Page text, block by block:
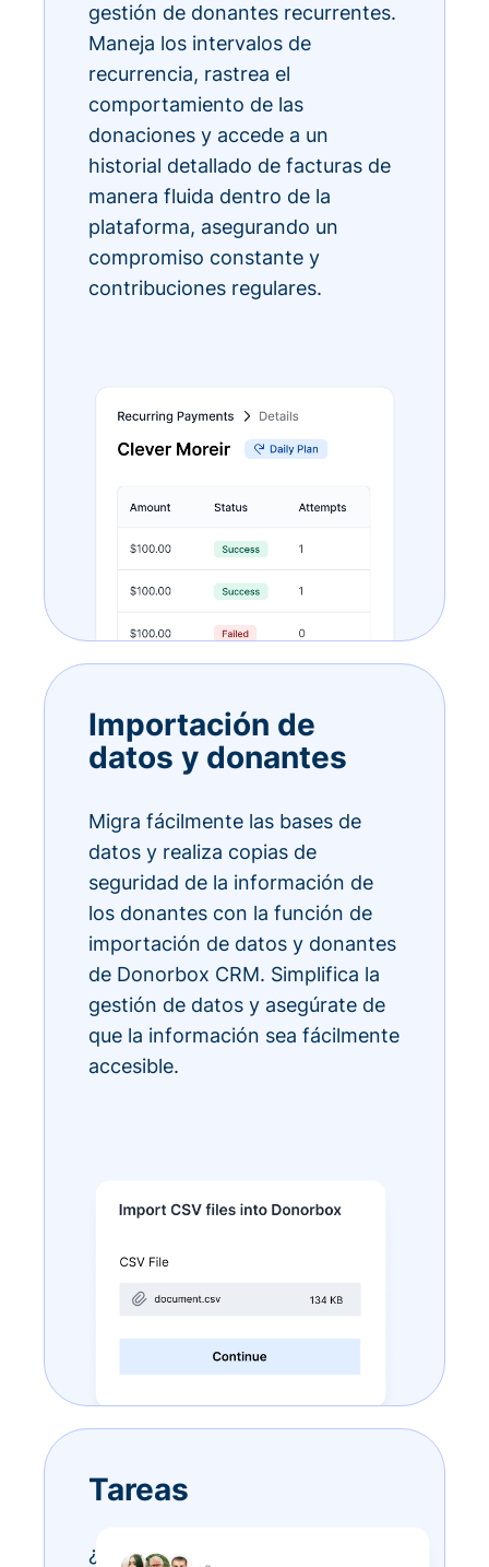
gestión de donantes recurrentes.
Maneja los intervalos de
recurrencia, rastrea el
comportamiento de las
donaciones y accede a un
historial detallado de facturas de
manera fluida dentro de la
plataforma, asegurando un
compromiso constante y
contribuciones regulares.
Importación de
datos y donantes
Migra fácilmente las bases de
datos y realiza copias de
seguridad de la información de
los donantes con la función de
importación de datos y donantes
de Donorbox CRM. Simplifica la
gestión de datos y asegúrate de
que la información sea fácilmente
accesible.
Tareas
¿Tienes listas de tareas